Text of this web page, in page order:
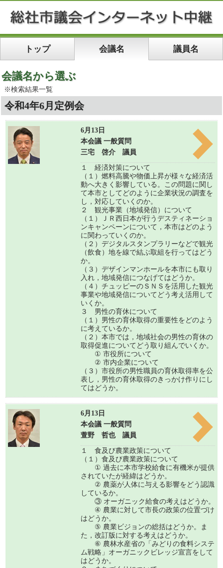
トップ 会議名 議員名
会議名から選ぶ
※検索結果一覧
令和4年6月定例会
6月13日
本会議 一般質問
三宅 啓介 議員
１ 経済対策について
（１）燃料高騰や物価上昇が様々な経済活
動へ大きく影響している。この問題に関し
て本市としてどのように企業状況の調査を
し，対応していくのか。
２ 観光事業（地域発信）について
（１）ＪＲ西日本が行うデスティネーショ
ンキャンペーンについて，本市はどのよう
に関わっていくのか。
（２）デジタルスタンプラリーなどで観光
（飲食）地を線で結ぶ取組を行ってはどう
か。
（３）デザインマンホールを本市にも取り
入れ，地域発信につなげてはどうか。
（４）チュッピーのＳＮＳを活用した観光
事業や地域発信についてどう考え活用して
いくか。
３ 男性の育休について
（１）男性の育休取得の重要性をどのよう
に考えているか。
（２）本市では，地域社会の男性の育休の
取得促進についてどう取り組んでいくか。
① 市役所について
② 市内企業について
（３）市役所の男性職員の育休取得率を公
表し，男性の育休取得のきっかけ作りにし
てはどうか。
6月13日
本会議 一般質問
萱野 哲也 議員
１ 食及び農業政策について
（１）食及び農業政策について
① 過去に本市学校給食に有機米が提供
されていたが経緯はどうか。
② 農薬が人体に与える影響をどう認識
しているか。
③ オーガニック給食の考えはどうか。
④ 農業に対して市長の政策の位置づけ
はどうか。
⑤ 農業ビジョンの総括はどうか。ま
た，改訂版に対する考えはどうか。
⑥ 農林水産省の「みどりの食料システ
ム戦略」オーガニックビレッジ宣言をして
はどうか。